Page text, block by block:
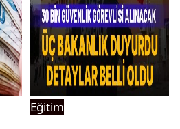
Eğitim